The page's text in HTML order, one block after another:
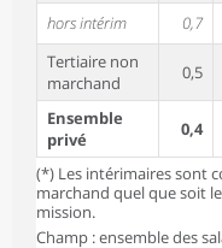
hors intérim
0,7
Tertiaire non
marchand
0,5
Ensemble
privé
0,4
(*) Les intérimaires sont
marchand quel que soit
mission.
Champ : ensemble des